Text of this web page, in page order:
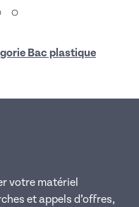
Bac plastique
votre matériel
et appels d’offres,